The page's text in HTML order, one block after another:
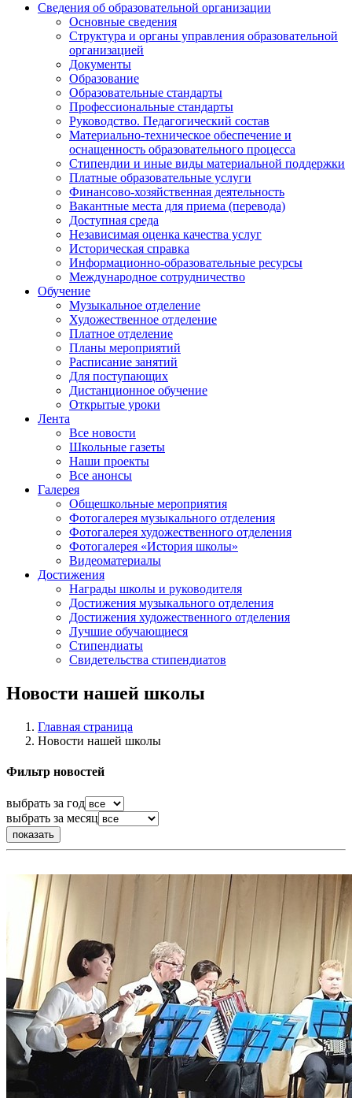
Сведения об образовательной организации
Основные сведения
Структура и органы управления образовательной
организацией
Документы
Образование
Образовательные стандарты
Профессиональные стандарты
Руководство. Педагогический состав
Материально-техническое обеспечение и
оснащенность образовательного процесса
Стипендии и иные виды материальной поддержки
Платные образовательные услуги
Финансово-хозяйственная деятельность
Вакантные места для приема (перевода)
Доступная среда
Независимая оценка качества услуг
Историческая справка
Информационно-образовательные ресурсы
Международное сотрудничество
Обучение
Музыкальное отделение
Художественное отделение
Платное отделение
Планы мероприятий
Расписание занятий
Для поступающих
Дистанционное обучение
Открытые уроки
Лента
Все новости
Школьные газеты
Наши проекты
Все анонсы
Галерея
Общешкольные мероприятия
Фотогалерея музыкального отделения
Фотогалерея художественного отделения
Фотогалерея «История школы»
Видеоматериалы
Достижения
Награды школы и руководителя
Достижения музыкального отделения
Достижения художественного отделения
Лучшие обучающиеся
Стипендиаты
Свидетельства стипендиатов
Новости нашей школы
Главная страница
Новости нашей школы
Фильтр новостей
выбрать за год
выбрать за месяц